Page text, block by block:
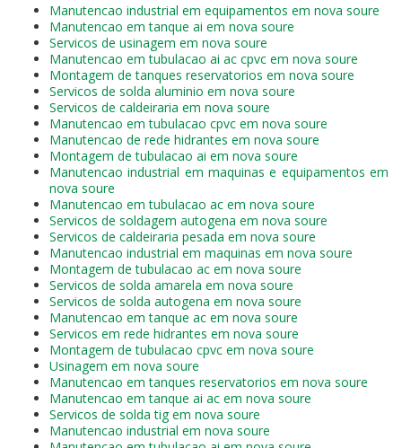
Manutencao industrial em equipamentos em nova soure
Manutencao em tanque ai em nova soure
Servicos de usinagem em nova soure
Manutencao em tubulacao ai ac cpvc em nova soure
Montagem de tanques reservatorios em nova soure
Servicos de solda aluminio em nova soure
Servicos de caldeiraria em nova soure
Manutencao em tubulacao cpvc em nova soure
Manutencao de rede hidrantes em nova soure
Montagem de tubulacao ai em nova soure
Manutencao industrial em maquinas e equipamentos em
nova soure
Manutencao em tubulacao ac em nova soure
Servicos de soldagem autogena em nova soure
Servicos de caldeiraria pesada em nova soure
Manutencao industrial em maquinas em nova soure
Montagem de tubulacao ac em nova soure
Servicos de solda amarela em nova soure
Servicos de solda autogena em nova soure
Manutencao em tanque ac em nova soure
Servicos em rede hidrantes em nova soure
Montagem de tubulacao cpvc em nova soure
Usinagem em nova soure
Manutencao em tanques reservatorios em nova soure
Manutencao em tanque ai ac em nova soure
Servicos de solda tig em nova soure
Manutencao industrial em nova soure